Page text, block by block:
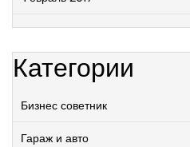
Категории
Бизнес советник
Гараж и авто